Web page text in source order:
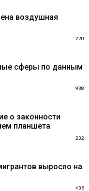
воздушная
220
сферы по данным
938
о законности
планшета
232
выросло на
436